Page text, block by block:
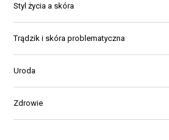
Styl życia a skóra
Trądzik i skóra problematyczna
Uroda
Zdrowie